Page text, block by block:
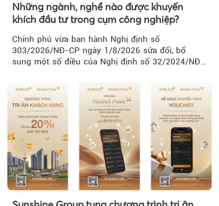
Những ngành, nghề nào được khuyến
khích đầu tư trong cụm công nghiệp?
Chính phủ vừa ban hành Nghị định số
303/2026/NĐ-CP ngày 1/8/2026 sửa đổi, bổ
sung một số điều của Nghị định số 32/2024/NĐ-